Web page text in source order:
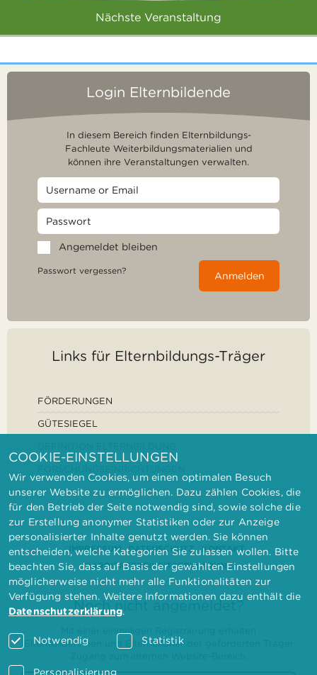
Nächste Veranstaltung
Login Elternbildende
In diesem Bereich finden Elternbildungs-
Fachleute Weiterbildungsmaterialien und
können ihre Veranstaltungen verwalten.
Angemeldet bleiben
Passwort vergessen? Anmelden
Links für Elternbildungs-Träger
FÖRDERUNGEN
GÜTESIEGEL
IMPRESSUM DATENSCHUTZ
KONTAKT
BARRIEREFREIHEITSERKLÄRUNG
Noch nicht angemeldet?
Mit einer einmaligen Registrierung erhalten
Elternbilderinnen und Elternbildner der geförderten Träger
COOKIE-EINSTELLUNGEN
Wir verwenden Cookies, um einen optimalen Besuch
unserer Website zu ermöglichen. Dazu zählen Cookies, die
für den Betrieb der Seite notwendig sind, sowie solche die
zur Erstellung anonymer Statistiken oder zur Anzeige
personalisierter Inhalte genutzt werden. Sie können
entscheiden, welche Kategorien Sie zulassen wollen. Bitte
beachten Sie, dass auf Basis der gewählten Einstellungen
möglicherweise nicht mehr alle Funktionalitäten zur
Verfügung stehen. Weitere Informationen dazu enthält die
Datenschutzerklärung.
Notwendig Statistik
Personalisierung